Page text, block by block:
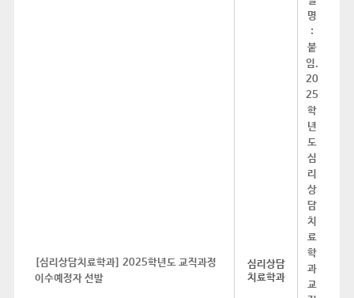
[심리상담치료학과] 2025학년도 교직과정
이수예정자 선발
심리상담
치료학과